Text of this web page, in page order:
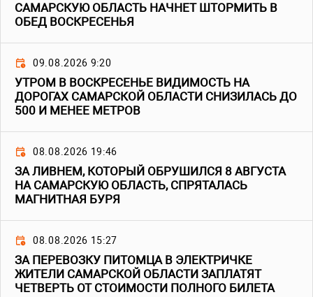
САМАРСКУЮ ОБЛАСТЬ НАЧНЕТ ШТОРМИТЬ В
ОБЕД ВОСКРЕСЕНЬЯ
09.08.2026 9:20
УТРОМ В ВОСКРЕСЕНЬЕ ВИДИМОСТЬ НА
ДОРОГАХ САМАРСКОЙ ОБЛАСТИ СНИЗИЛАСЬ ДО
500 И МЕНЕЕ МЕТРОВ
08.08.2026 19:46
ЗА ЛИВНЕМ, КОТОРЫЙ ОБРУШИЛСЯ 8 АВГУСТА
НА САМАРСКУЮ ОБЛАСТЬ, СПРЯТАЛАСЬ
МАГНИТНАЯ БУРЯ
08.08.2026 15:27
ЗА ПЕРЕВОЗКУ ПИТОМЦА В ЭЛЕКТРИЧКЕ
ЖИТЕЛИ САМАРСКОЙ ОБЛАСТИ ЗАПЛАТЯТ
ЧЕТВЕРТЬ ОТ СТОИМОСТИ ПОЛНОГО БИЛЕТА